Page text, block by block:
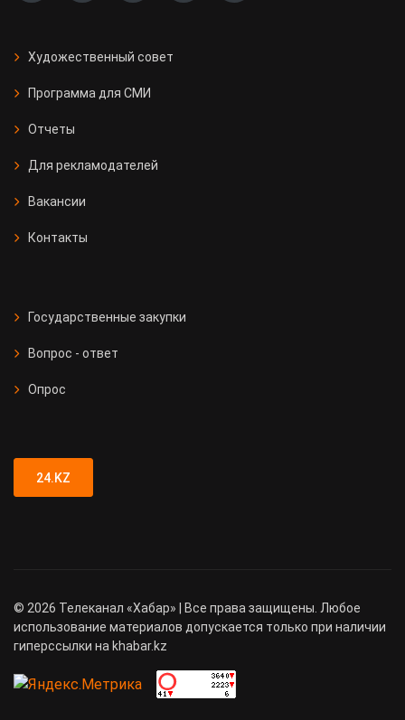
Художественный совет
Программа для СМИ
Отчеты
Для рекламодателей
Вакансии
Контакты
Государственные закупки
Вопрос - ответ
Опрос
24.KZ
© 2026 Телеканал «Хабар» | Все права защищены. Любое
использование материалов допускается только при наличии
гиперссылки на khabar.kz